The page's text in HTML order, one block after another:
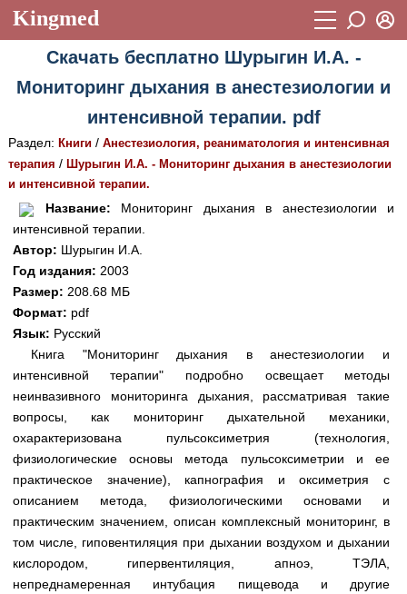
Kingmed
Учебный материал
Видеогалерея 899
Истории болезней 1268
Лекции и презентации 2474
Аккредитационные тесты
Методические рекомендации
Научно-популярное
Статьи
Новости (244)
Медицинская стандартизация
Нормативы экстренной и неотложной помощи
Нормы лабораторных и инструментальных
исследований
Восстановить пароль
Регистрация
Скачать бесплатно Шурыгин И.А. -
Мониторинг дыхания в анестезиологии и
интенсивной терапии. pdf
Раздел: Книги/ Анестезиология, реаниматология и интенсивная
терапия / Шурыгин И.А. - Мониторинг дыхания в анестезиологии
и интенсивной терапии.
Название: Мониторинг дыхания в анестезиологии и
интенсивной терапии.
Автор: Шурыгин И.А.
Год издания: 2003
Размер: 208.68 МБ
Формат: pdf
Язык: Русский
Книга "Мониторинг дыхания в анестезиологии и
интенсивной терапии" подробно освещает методы
неинвазивного мониторинга дыхания, рассматривая такие
вопросы, как мониторинг дыхательной механики,
охарактеризована пульсоксиметрия (технология,
физиологические основы метода пульсоксиметрии и ее
практическое значение), капнография и оксиметрия с
описанием метода, физиологическими основами и
практическим значением, описан комплексный мониторинг, в
том числе, гиповентиляция при дыхании воздухом и дыхании
кислородом, гипервентиляция, апноэ, ТЭЛА,
непреднамеренная интубация пищевода и другие